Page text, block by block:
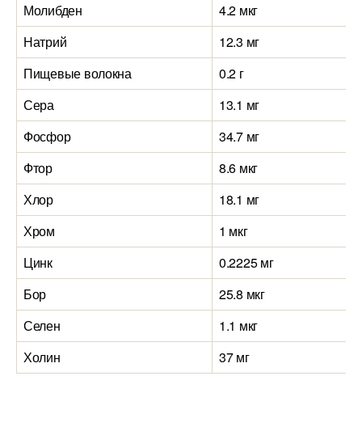
Молибден
4.2 мкг
Натрий
12.3 мг
Пищевые волокна
0.2 г
Сера
13.1 мг
Фосфор
34.7 мг
Фтор
8.6 мкг
Хлор
18.1 мг
Хром
1 мкг
Цинк
0.2225 мг
Бор
25.8 мкг
Селен
1.1 мкг
Холин
37 мг